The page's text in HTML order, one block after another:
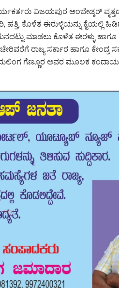
ವಿಜಯಪುರ ಅಂಬೇಡ್ಕರ್
ಕೊಳೆತ ಈರುಳ್ಳಿಯನ್ನು ಕೈಯಲ್ಲಿ
ಮಾಡಲು ಕೊಳೆತ ಈರಳ್ಳು
ರಾಜ್ಯ ಸರ್ಕಾರ ಹಾಗೂ ಕೇಂದ್ರ
ಗೆಣ್ಣೂರ ಅವರ ಮೂಲಕ